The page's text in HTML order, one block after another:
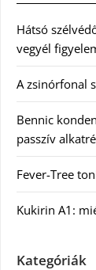
Hátsó
vegyél
A zsinórfonal
Bennic
passzív
Fever-Tree
Kukirin A1:
Kategóriák